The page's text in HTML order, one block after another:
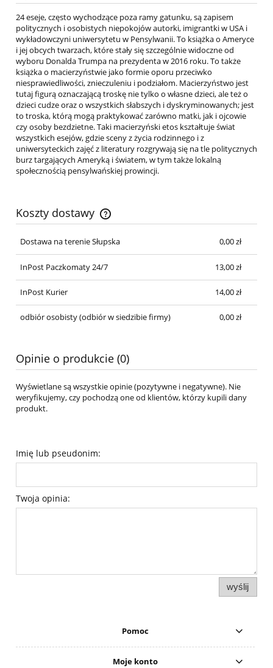
24 eseje, często wychodzące poza ramy gatunku, są zapisem
politycznych i osobistych niepokojów autorki, imigrantki w USA i
wykładowczyni uniwersytetu w Pensylwanii. To książka o Ameryce
i jej obcych twarzach, które stały się szczególnie widoczne od
wyboru Donalda Trumpa na prezydenta w 2016 roku. To także
książka o macierzyństwie jako formie oporu przeciwko
niesprawiedliwości, znieczuleniu i podziałom. Macierzyństwo jest
tutaj figurą oznaczającą troskę nie tylko o własne dzieci, ale też o
dzieci cudze oraz o wszystkich słabszych i dyskryminowanych; jest
to troska, którą mogą praktykować zarówno matki, jak i ojcowie
czy osoby bezdzietne. Taki macierzyński etos kształtuje świat
wszystkich esejów, gdzie sceny z życia rodzinnego i z
uniwersyteckich zajęć z literatury rozgrywają się na tle politycznych
burz targających Ameryką i światem, w tym także lokalną
społecznością pensylwańskiej prowincji.
Koszty dostawy
Cena nie zawiera ewentualnych kosztów płatności
Dostawa na terenie Słupska
0,00 zł
InPost Paczkomaty 24/7 13,00 zł
InPost Kurier 14,00 zł
odbiór osobisty(odbiór w siedzibie firmy) 0,00 zł
Opinie o produkcie (0)
Wyświetlane są wszystkie opinie (pozytywne i negatywne). Nie
weryfikujemy, czy pochodzą one od klientów, którzy kupili dany
produkt.
Imię lub pseudonim:
Twoja opinia:
wyślij
Pomoc
Moje konto